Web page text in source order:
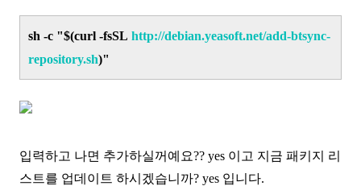
sh -c "$(curl -fsSL http://debian.yeasoft.net/add-btsync-
repository.sh)"
입력하고 나면 추가하실꺼예요?? yes 이고 지금 패키지 리
스트를 업데이트 하시겠습니까? yes 입니다.